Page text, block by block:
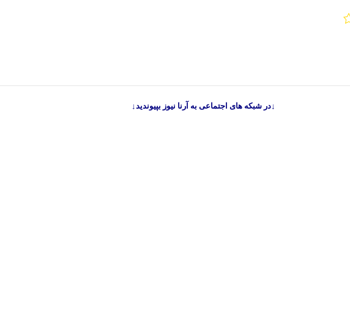
↓در شبکه های اجتماعی به آرنا نیوز بپیوندید↓